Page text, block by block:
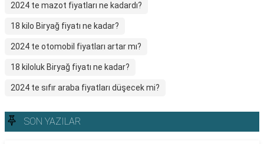
2024 te mazot fiyatları ne kadardı?
18 kilo Biryağ fiyatı ne kadar?
2024 te otomobil fiyatları artar mı?
18 kiloluk Biryağ fiyatı ne kadar?
2024 te sıfır araba fiyatları düşecek mi?
SON YAZILAR